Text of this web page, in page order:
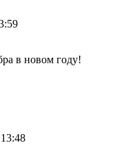
в новом году!
13:48